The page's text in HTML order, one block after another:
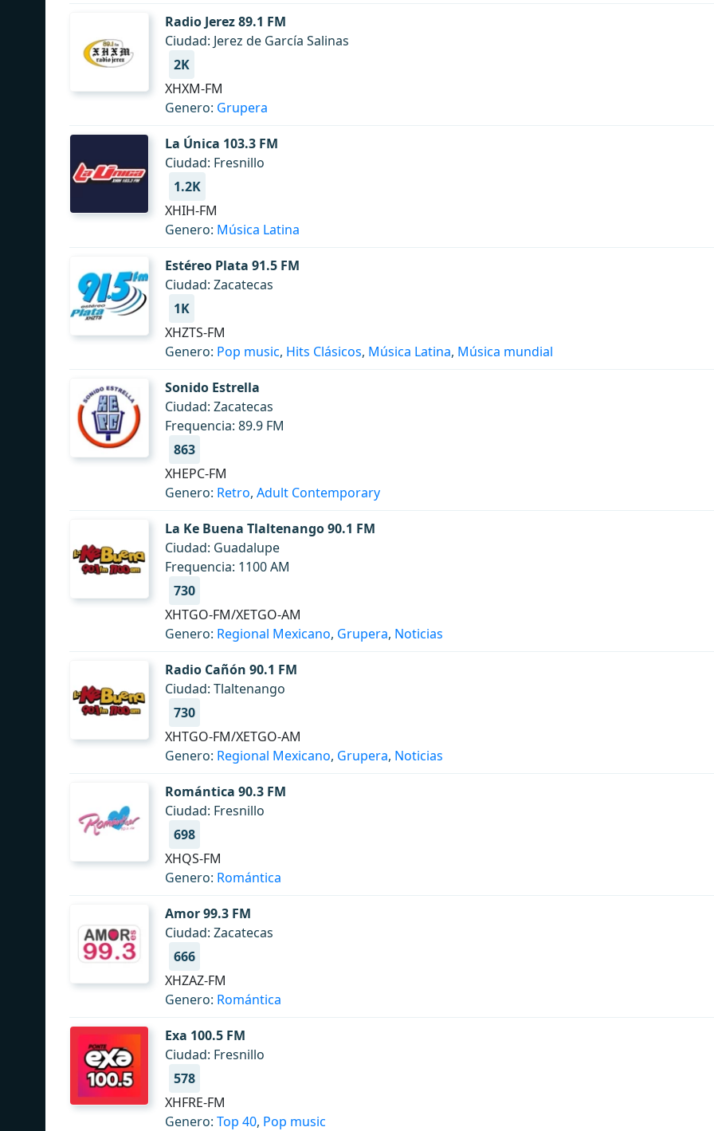
Radio Jerez 89.1 FM
Ciudad: Jerez de García Salinas
2K
XHXM-FM
Genero: Grupera
La Única 103.3 FM
Ciudad: Fresnillo
1.2K
XHIH-FM
Genero: Música Latina
Estéreo Plata 91.5 FM
Ciudad: Zacatecas
1K
XHZTS-FM
Genero: Pop music, Hits Clásicos, Música Latina, Música mundial
Sonido Estrella
Ciudad: Zacatecas
Frequencia: 89.9 FM
863
XHEPC-FM
Genero: Retro, Adult Contemporary
La Ke Buena Tlaltenango 90.1 FM
Ciudad: Guadalupe
Frequencia: 1100 AM
730
XHTGO-FM/XETGO-AM
Genero: Regional Mexicano, Grupera, Noticias
Radio Cañón 90.1 FM
Ciudad: Tlaltenango
730
XHTGO-FM/XETGO-AM
Genero: Regional Mexicano, Grupera, Noticias
Romántica 90.3 FM
Ciudad: Fresnillo
698
XHQS-FM
Genero: Romántica
Amor 99.3 FM
Ciudad: Zacatecas
666
XHZAZ-FM
Genero: Romántica
Exa 100.5 FM
Ciudad: Fresnillo
578
XHFRE-FM
Genero: Top 40, Pop music